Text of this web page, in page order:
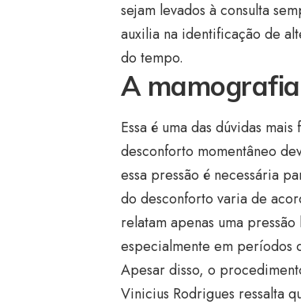
sejam levados à consulta
auxilia na identificação de
do tempo.
A
Essa é uma das dúvidas
desconforto momentâneo
essa pressão é necessária
do desconforto varia de
relatam apenas uma
especialmente em períodos
Apesar disso, o
Vinicius Rodrigues ressalta